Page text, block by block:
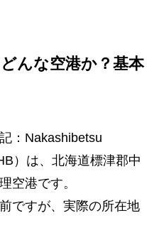
んな空港か？基本
：Nakashibetsu
）は、北海道標津郡中
空港です。
ですが、実際の所在地